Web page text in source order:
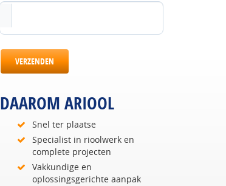
VERZENDEN
DAAROM ARIOOL
Snel ter plaatse
Specialist in rioolwerk en
complete projecten
Vakkundige en
oplossingsgerichte aanpak